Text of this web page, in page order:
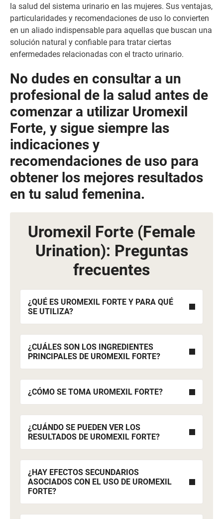
la salud del sistema urinario en las mujeres. Sus ventajas,
particularidades y recomendaciones de uso lo convierten
en un aliado indispensable para aquellas que buscan una
solución natural y confiable para tratar ciertas
enfermedades relacionadas con el tracto urinario.
No dudes en consultar a un
profesional de la salud antes de
comenzar a utilizar Uromexil
Forte, y sigue siempre las
indicaciones y
recomendaciones de uso para
obtener los mejores resultados
en tu salud femenina.
Uromexil Forte (Female
Urination): Preguntas
frecuentes
¿QUÉ ES UROMEXIL FORTE Y PARA QUÉ
SE UTILIZA?
¿CUÁLES SON LOS INGREDIENTES
PRINCIPALES DE UROMEXIL FORTE?
¿CÓMO SE TOMA UROMEXIL FORTE?
¿CUÁNDO SE PUEDEN VER LOS
RESULTADOS DE UROMEXIL FORTE?
¿HAY EFECTOS SECUNDARIOS
ASOCIADOS CON EL USO DE UROMEXIL
FORTE?